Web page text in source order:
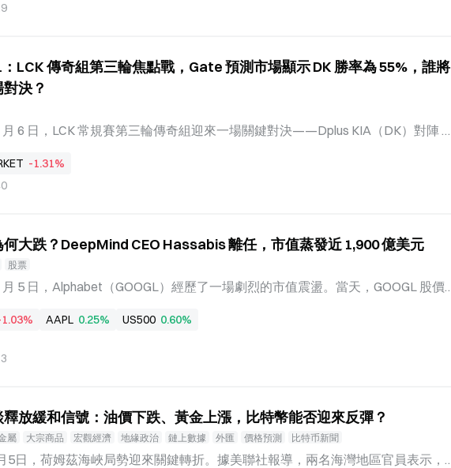
美元，但正式開盤後迅速回落，最終接近平盤報收。這種「衝高回落」的走
壓制，讓投資者對這檔「穩定幣第一股」的短期走勢保持審慎。 財報數字本身
至第二季末，USDC流通量達733億美元，同比增長19%；當季鏈上交易量為14.
，同比增幅高達151%。總營收及儲備收入為7.01億美元，同比增長7%；調整後E
億美元，同比增長8%；持續經營業務淨利為4,800萬美元，較去年同期虧損4.8
幅改善。 來源：Circle 問
：LCK 傳奇組第三輪焦點戰，Gate 預測市場顯示 DK 勝率為 55%，誰將
決？
月 6 日，LCK 常規賽第三輪傳奇組迎來一場關鍵對決——Dplus KIA（DK）對陣 T
賽階段的賽制全面收緊，這場比賽的結果不僅影響兩支隊伍的季後賽直通前景，更
奇組上半區的權力格局。 2026 電競盛夏季現已開啟，EWC、LPL、LCK 等大賽
勝利都前所未有地重要 2026 年 LCK 賽季的後半程採用 Split 賽制——前兩輪排名
進入 Legend Group（傳奇組），後五隊進入 Rise Group（崛起組）。常規賽結
組前四名直接晉級季後賽，第五名則需與崛起組前三名爭奪入圍賽資格。 這一
-1.31%
何大跌？DeepMind CEO Hassabis 離任，市值蒸發近 1,900 億美元
股票
月 5 日，Alphabet（GOOGL）經歷了一場劇烈的市值震盪。當天，GOOGL 股價
值蒸發接近 1,900 億美元。觸發這場暴跌的直接導火線，是 Google DeepMind 一
務，而效力 Google 長達 27 年的首席科學家 Jeff Dean 則選擇離職創業。 這場人
市值蒸發，對這家全球第二大上市公司投下了不信任票。 AI 領導層重組的具體
此次重組涉及 Google AI 體系最高層的權力轉移。Hassabis 將卸下 Google Deep
的日常管理職責，轉任 DeepMind 董事長，同時
AAPL 0.25% US500 0.60%
放緩和信號：油價下跌、黃金上漲，比特幣能否迎來反彈？
屬 大宗商品 宏觀經濟 地緣政治 鏈上數據 外匯 價格預測 比特币新聞
5日，荷姆茲海峽局勢迎來關鍵轉折。據美聯社報導，兩名海灣地區官員表示，